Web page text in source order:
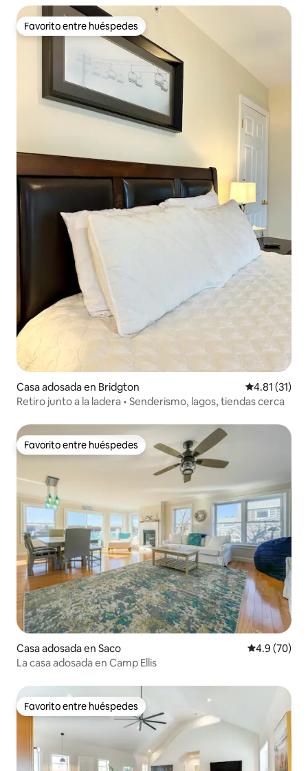
Favorito entre huéspedes
Favorito entre huéspedes
Casa adosada en Bridgton Calificación
4.81 (31)
Retiro junto a la ladera • Senderismo, lagos, tiendas cerca
Favorito entre huéspedes
Favorito entre huéspedes
Casa adosada en Saco Calificación
4.9 (70)
La casa adosada en Camp Ellis
Favorito entre huéspedes
Favorito entre huéspedes